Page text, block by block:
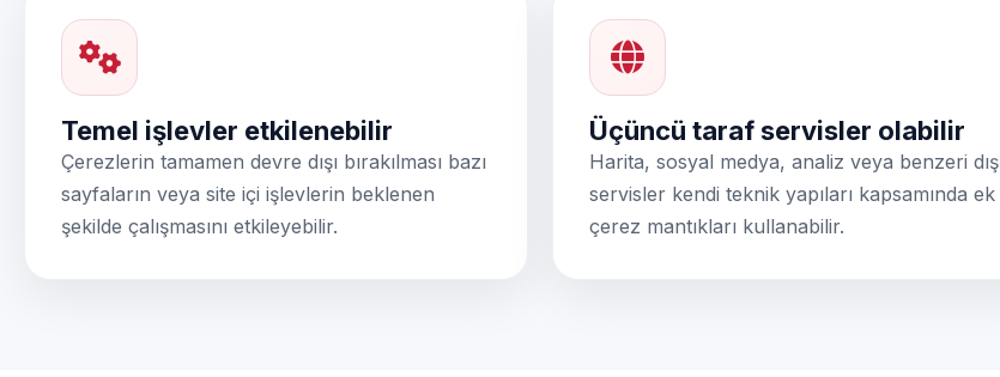
Temel işlevler etkilenebilir
Çerezlerin tamamen devre dışı bırakılması bazı
sayfaların veya site içi işlevlerin beklenen
şekilde çalışmasını etkileyebilir.
Üçüncü taraf servisler olabilir
Harita, sosyal medya, analiz veya benzeri dış
servisler kendi teknik yapıları kapsamında ek
çerez mantıkları kullanabilir.